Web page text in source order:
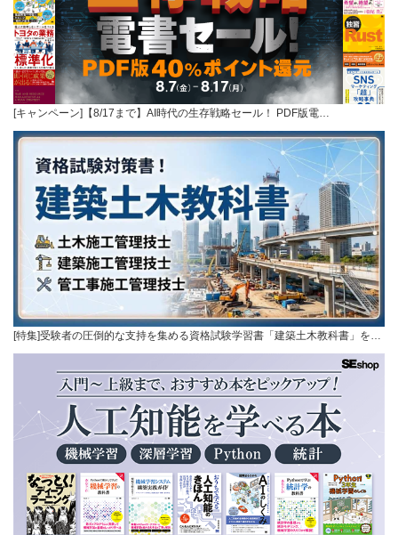
[キャンペーン]【8/17まで】AI時代の生存戦略セール！ PDF版電…
[特集]受験者の圧倒的な支持を集める資格試験学習書「建築土木教科書」を…